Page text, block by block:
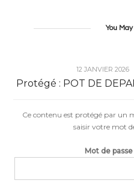
You
12 JANVIER 2026
Protégé : POT DE
Ce contenu est protégé par un
saisir votre mot
Mot de passe